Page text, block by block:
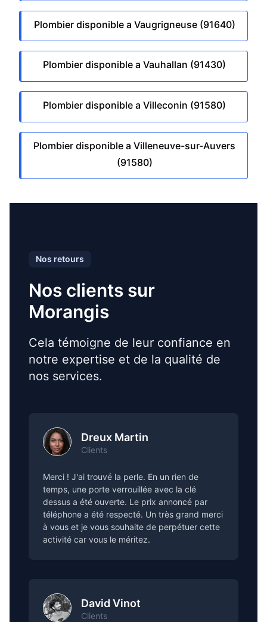
Plombier disponible a Vaugrigneuse (91640)
Plombier disponible a Vauhallan (91430)
Plombier disponible a Villeconin (91580)
Plombier disponible a Villeneuve-sur-Auvers
(91580)
Nos retours
Nos clients sur
Morangis
Cela témoigne de leur confiance en
notre expertise et de la qualité de
nos services.
Dreux Martin
Clients
Merci ! J'ai trouvé la perle. En un rien de
temps, une porte verrouillée avec la clé
dessus a été ouverte. Le prix annoncé par
téléphone a été respecté. Un très grand merci
à vous et je vous souhaite de perpétuer cette
activité car vous le méritez.
David Vinot
Clients